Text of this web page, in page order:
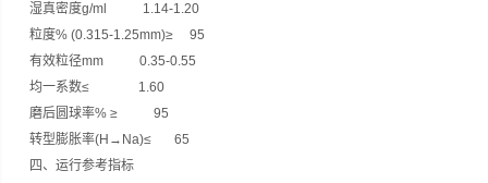
湿真密度g/ml 1.14-1.20
粒度% (0.315-1.25mm)≥ 95
有效粒径mm 0.35-0.55
均一系数≤ 1.60
磨后圆球率% ≥ 95
转型膨胀率(H→Na)≤ 65
四、运行参考指标